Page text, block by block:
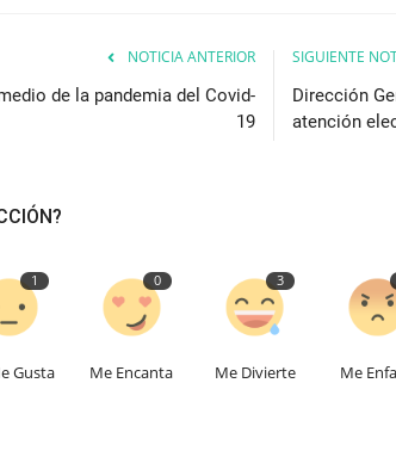
NOTICIA ANTERIOR
de la pandemia del Covid-
19
SIGUIENTE
Dirección
atención
1
Gusta
0
Me Encanta
3
Me Divierte Me